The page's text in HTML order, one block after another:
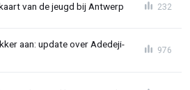
van de jeugd bij Antwerp 232
aan: update over Adedeji-
976